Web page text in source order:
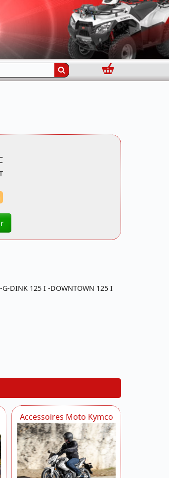
Panier
-G-DINK 125 I -DOWNTOWN 125 I
Accessoires Moto Kymco